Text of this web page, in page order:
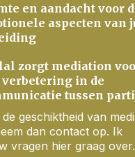
en aandacht voor
aspecten van
zorgt mediation
verbetering in de
tussen
geschiktheid van
dan contact op. Ik
vragen hier graag over.